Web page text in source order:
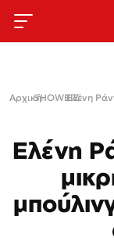
Αρχική›
SHOWBIZ›
Ελένη